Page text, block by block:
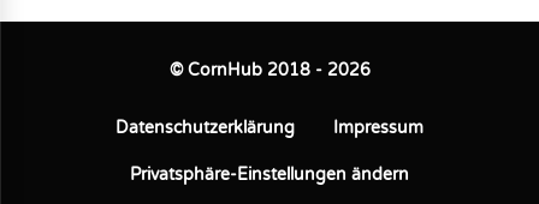
© CornHub 2018 - 2026
Datenschutzerklärung Impressum
Privatsphäre-Einstellungen ändern